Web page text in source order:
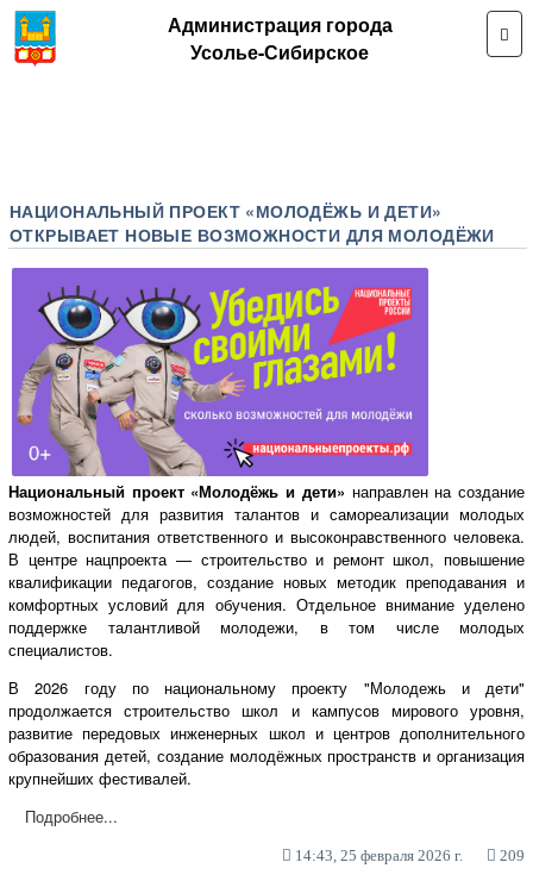
Администрация города
Усолье-Сибирское
НАЦИОНАЛЬНЫЙ ПРОЕКТ «МОЛОДЁЖЬ И ДЕТИ»
ОТКРЫВАЕТ НОВЫЕ ВОЗМОЖНОСТИ ДЛЯ МОЛОДЁЖИ
Национальный проект «Молодёжь и дети» направлен на создание
возможностей для развития талантов и самореализации молодых
людей, воспитания ответственного и высоконравственного человека.
В центре нацпроекта — строительство и ремонт школ, повышение
квалификации педагогов, создание новых методик преподавания и
комфортных условий для обучения. Отдельное внимание уделено
поддержке талантливой молодежи, в том числе молодых
специалистов.
В 2026 году по национальному проекту "Молодежь и дети"
продолжается строительство школ и кампусов мирового уровня,
развитие передовых инженерных школ и центров дополнительного
образования детей, создание молодёжных пространств и организация
крупнейших фестивалей.
Подробнее...
14:43, 25 февраля 2026 г. 209